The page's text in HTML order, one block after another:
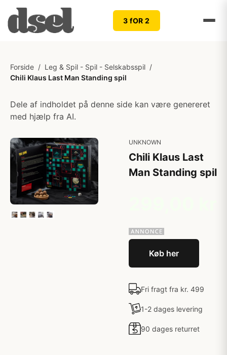
3 fOR 2
Forside / Leg & Spil - Spil - Selskabsspil /
Chili Klaus Last Man Standing spil
Dele af indholdet på denne side kan være genereret
med hjælp fra AI.
UNKNOWN
Chili Klaus Last
Man Standing spil
Køb her
Fri fragt fra kr. 499
1-2 dages levering
90 dages returret